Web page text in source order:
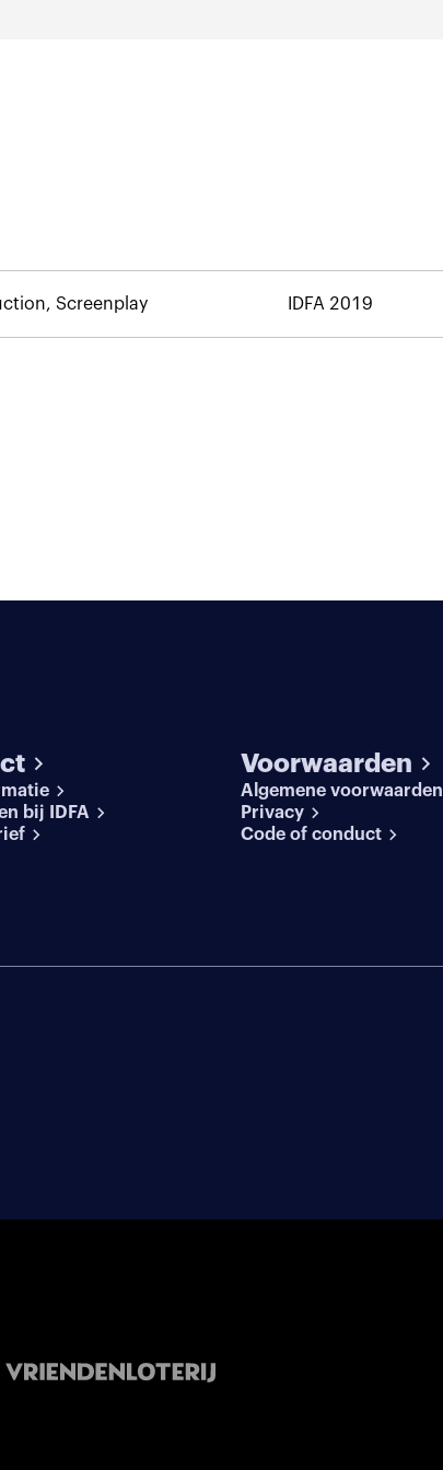
Screenplay IDFA 2019
bij IDFA
Voorwaarden
Algemene voorwaarden
Privacy
Code of conduct